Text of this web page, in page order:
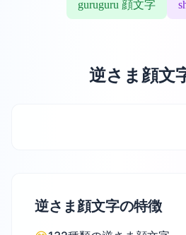
guruguru 顔文字
逆さま顔文
逆さま顔文字の特徴